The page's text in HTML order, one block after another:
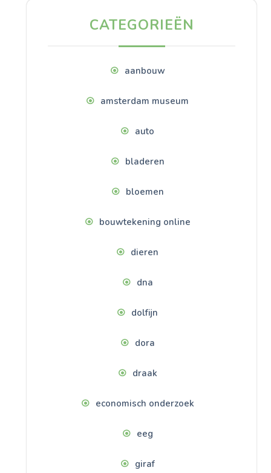
CATEGORIEËN
aanbouw
amsterdam museum
auto
bladeren
bloemen
bouwtekening online
dieren
dna
dolfijn
dora
draak
economisch onderzoek
eeg
giraf